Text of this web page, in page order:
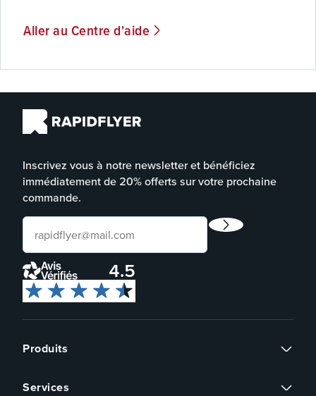
Aller au Centre d'aide
Inscrivez vous à notre newsletter et bénéficiez
immédiatement de 20% offerts sur votre prochaine
commande.
4.5
Produits
Cartes de visite
Services